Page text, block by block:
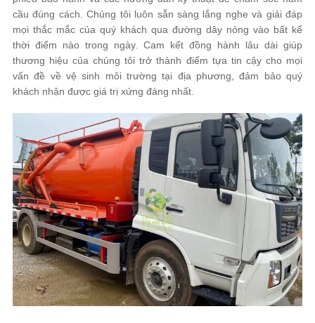
cầu đúng cách. Chúng tôi luôn sẵn sàng lắng nghe và giải đáp
mọi thắc mắc của quý khách qua đường dây nóng vào bất kể
thời điểm nào trong ngày. Cam kết đồng hành lâu dài giúp
thương hiệu của chúng tôi trở thành điểm tựa tin cậy cho mọi
vấn đề về vệ sinh môi trường tại địa phương, đảm bảo quý
khách nhận được giá trị xứng đáng nhất.